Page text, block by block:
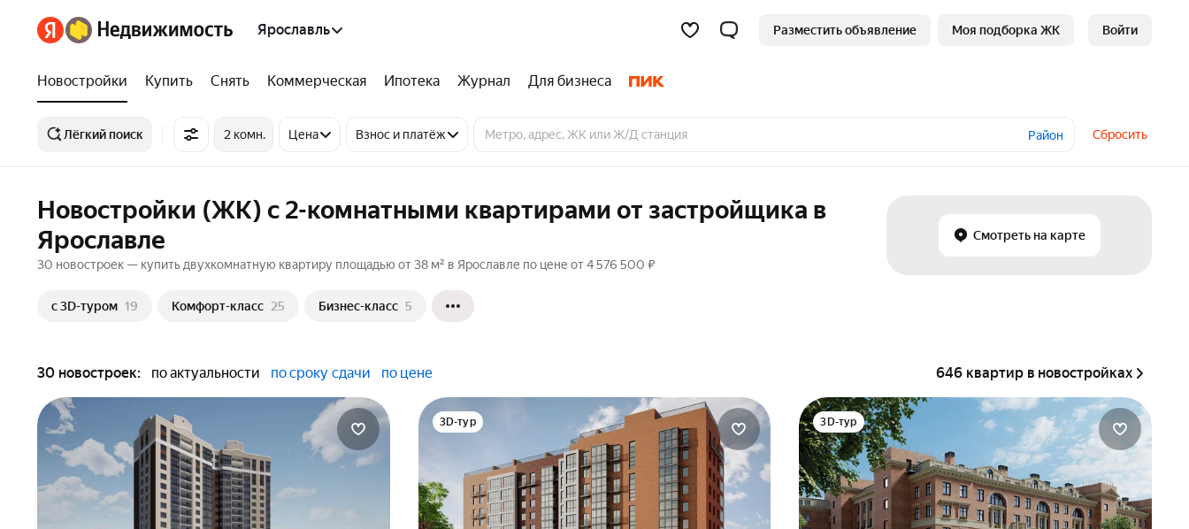
Ярославль Разместить объявление Моя подборка ЖК Войти
Новостройки Купить Снять Коммерческая Ипотека Журнал Для бизнеса
Лёгкий поиск 2 комн. Цена Взнос и платёж Район Сбросить
Новостройки (ЖК) с 2-комнатными квартирами от застройщика в
Ярославле
30 новостроек — купить двухкомнатную квартиру площадью от 38 м² в Ярославле по цене от 4 576 500 ₽
c 3D-туром 19 Комфорт-класс 25 Бизнес-класс 5
Смотреть на карте
30 новостроек: по актуальности по сроку сдачи по цене 646 квартир в новостройках
3D-тур 3D-тур